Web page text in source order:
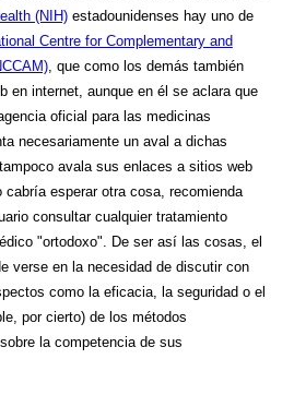
(NIH)estadounidenses hay uno de
Centre for Complementary and
, que como los demás también
en internet, aunque en él se aclara que
oficial para las medicinas
necesariamente un aval a dichas
avala sus enlaces a sitios web
esperar otra cosa, recomienda
consultar cualquier tratamiento
"ortodoxo". De ser así las cosas, el
verse en la necesidad de discutir con
como la eficacia, la seguridad o el
por cierto) de los métodos
la competencia de sus